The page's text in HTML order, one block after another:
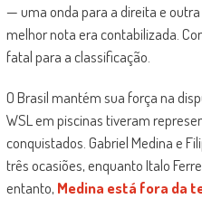
— uma onda para a direita e
melhor nota era contabilizada.
fatal para a classificação.
O Brasil mantém sua força na
WSL em piscinas tiveram
conquistados. Gabriel Medina e
três ocasiões, enquanto Italo
entanto, Medina está fora da